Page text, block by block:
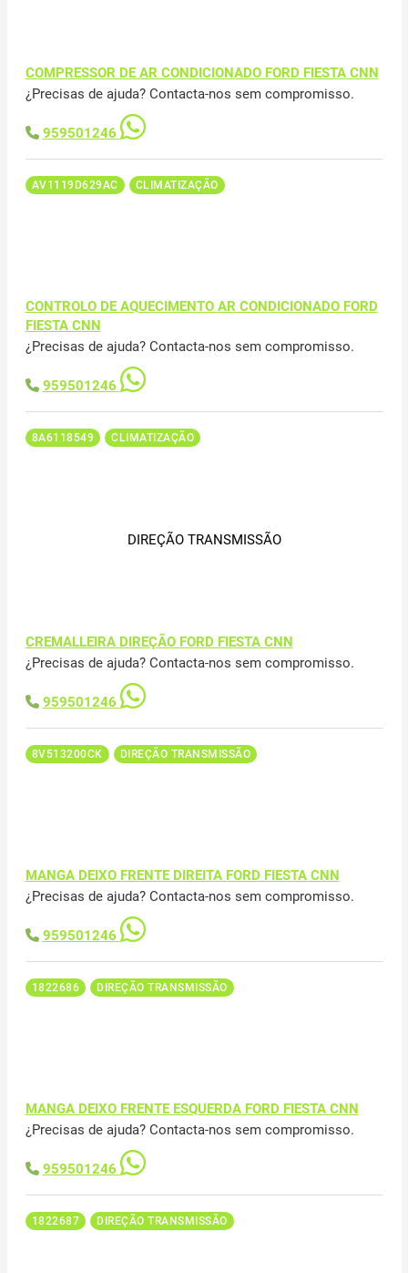
COMPRESSOR DE AR CONDICIONADO FORD FIESTA CNN
¿Precisas de ajuda? Contacta-nos sem compromisso.
959501246
AV1119D629AC CLIMATIZAÇÃO
CONTROLO DE AQUECIMENTO AR CONDICIONADO FORD
FIESTA CNN
¿Precisas de ajuda? Contacta-nos sem compromisso.
959501246
8A6118549 CLIMATIZAÇÃO
DIREÇÃO TRANSMISSÃO
CREMALLEIRA DIREÇÃO FORD FIESTA CNN
¿Precisas de ajuda? Contacta-nos sem compromisso.
959501246
8V513200CK DIREÇÃO TRANSMISSÃO
MANGA DEIXO FRENTE DIREITA FORD FIESTA CNN
¿Precisas de ajuda? Contacta-nos sem compromisso.
959501246
1822686 DIREÇÃO TRANSMISSÃO
MANGA DEIXO FRENTE ESQUERDA FORD FIESTA CNN
¿Precisas de ajuda? Contacta-nos sem compromisso.
959501246
1822687 DIREÇÃO TRANSMISSÃO